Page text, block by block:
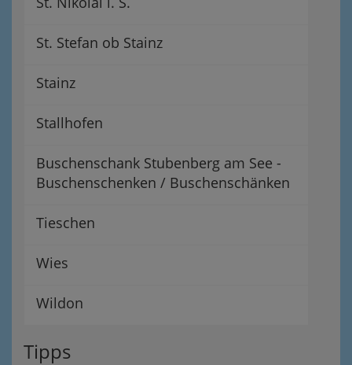
St. Stefan ob Stainz
Stainz
Stallhofen
Buschenschank Stubenberg am See -
Buschenschenken / Buschenschänken
Tieschen
Wies
Wildon
Tipps